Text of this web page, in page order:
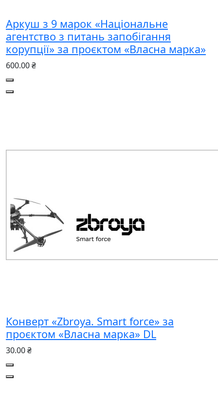
Аркуш з 9 марок «Національне
агентство з питань запобігання
корупції» за проєктом «Власна марка»
600.00 ₴
Конверт «Zbroya. Smart force» за
проєктом «Власна марка» DL
30.00 ₴